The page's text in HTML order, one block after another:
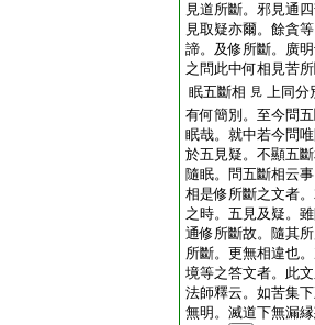
見道所斷。邪見通
見取疑亦爾。餘貪
諦。及修所斷。廣
之問此中何相見苦
眠五斷相 見 上同分
有何簡別。至今問
眠哉。就中若今問
於五見疑。不顯五
隨眠。問五斷相云
相是修所斷之文者
之時。五見及疑。
通修所斷故。隨其
所斷。更無相違也
境等之答文者。此
法師釋云。如苦集
無明。滅道下無漏